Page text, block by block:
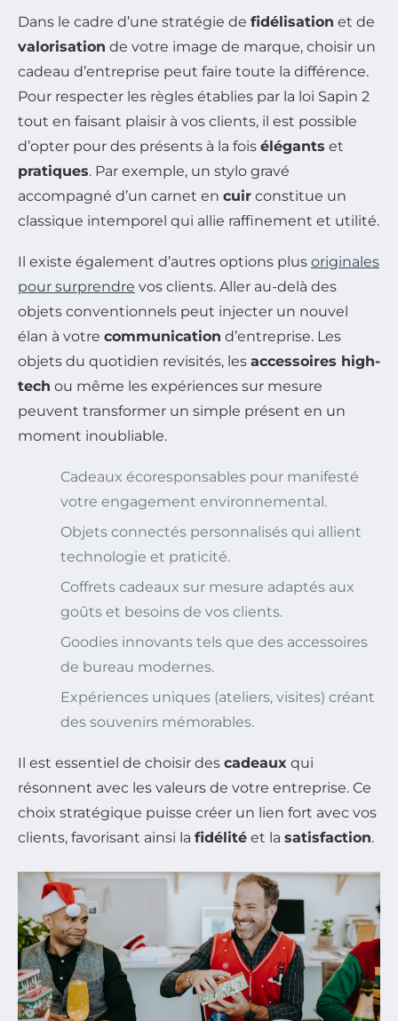
Dans le cadre d’une stratégie de fidélisation et de
valorisation de votre image de marque, choisir un
cadeau d’entreprise peut faire toute la différence.
Pour respecter les règles établies par la loi Sapin 2
tout en faisant plaisir à vos clients, il est possible
d’opter pour des présents à la fois élégants et
pratiques. Par exemple, un stylo gravé
accompagné d’un carnet en cuir constitue un
classique intemporel qui allie raffinement et utilité.
Il existe également d’autres options plus originales
pour surprendre vos clients. Aller au-delà des
objets conventionnels peut injecter un nouvel
élan à votre communication d’entreprise. Les
objets du quotidien revisités, les accessoires high-
tech ou même les expériences sur mesure
peuvent transformer un simple présent en un
moment inoubliable.
Cadeaux écoresponsables pour manifesté
votre engagement environnemental.
Objets connectés personnalisés qui allient
technologie et praticité.
Coffrets cadeaux sur mesure adaptés aux
goûts et besoins de vos clients.
Goodies innovants tels que des accessoires
de bureau modernes.
Expériences uniques (ateliers, visites) créant
des souvenirs mémorables.
Il est essentiel de choisir des cadeaux qui
résonnent avec les valeurs de votre entreprise. Ce
choix stratégique puisse créer un lien fort avec vos
clients, favorisant ainsi la fidélité et la satisfaction.